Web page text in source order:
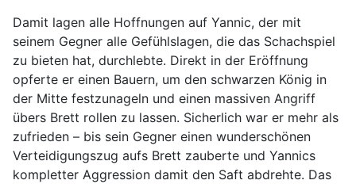
Damit lagen alle Hoffnungen auf Yannic, der mit
seinem Gegner alle Gefühlslagen, die das Schachspiel
zu bieten hat, durchlebte. Direkt in der Eröffnung
opferte er einen Bauern, um den schwarzen König in
der Mitte festzunageln und einen massiven Angriff
übers Brett rollen zu lassen. Sicherlich war er mehr als
zufrieden – bis sein Gegner einen wunderschönen
Verteidigungszug aufs Brett zauberte und Yannics
kompletter Aggression damit den Saft abdrehte. Das